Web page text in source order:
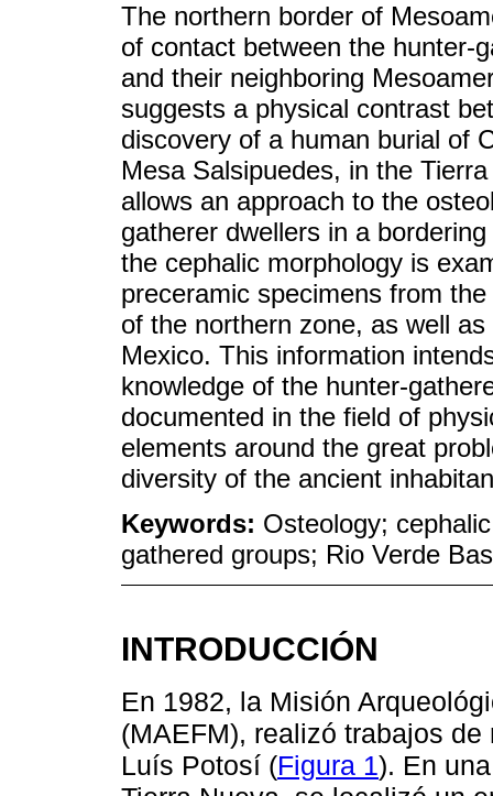
The northern border of
of contact between the hunter-
and their neighboring
suggests a physical contrast
discovery of a human burial of
Mesa Salsipuedes, in the
allows an approach to the
gatherer dwellers in a
the cephalic morphology is
preceramic specimens from
of the northern zone, as well
Mexico. This information
knowledge of the hunter-
documented in the field of
elements around the great
diversity of the ancient
Keywords: Osteology;
gathered groups; Rio Verde
INTRODUCCIÓN
En 1982, la Misión
(MAEFM), realizó trabajos
Luís Potosí (Figura 1). En